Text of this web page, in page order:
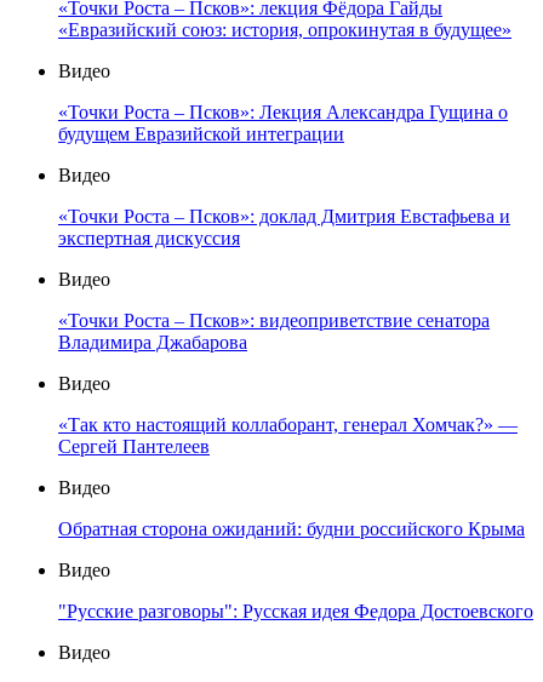
«Точки Роста – Псков»: лекция Фёдора Гайды
«Евразийский союз: история, опрокинутая в будущее»
Видео
«Точки Роста – Псков»: Лекция Александра Гущина о
будущем Евразийской интеграции
Видео
«Точки Роста – Псков»: доклад Дмитрия Евстафьева и
экспертная дискуссия
Видео
«Точки Роста – Псков»: видеоприветствие сенатора
Владимира Джабарова
Видео
«Так кто настоящий коллаборант, генерал Хомчак?» —
Сергей Пантелеев
Видео
Обратная сторона ожиданий: будни российского Крыма
Видео
"Русские разговоры": Русская идея Федора Достоевского
Видео